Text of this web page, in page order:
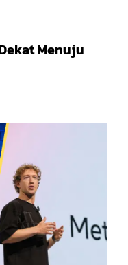
Menuju